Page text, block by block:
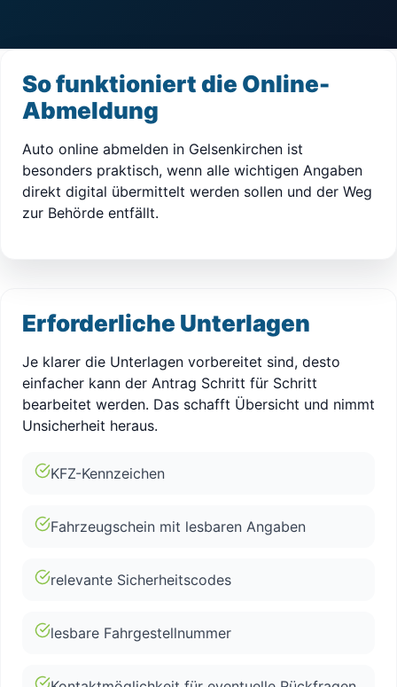
So funktioniert die Online-
Abmeldung
Auto online abmelden in Gelsenkirchen ist
besonders praktisch, wenn alle wichtigen Angaben
direkt digital übermittelt werden sollen und der Weg
zur Behörde entfällt.
Erforderliche Unterlagen
Je klarer die Unterlagen vorbereitet sind, desto
einfacher kann der Antrag Schritt für Schritt
bearbeitet werden. Das schafft Übersicht und nimmt
Unsicherheit heraus.
KFZ-Kennzeichen
Fahrzeugschein mit lesbaren Angaben
relevante Sicherheitscodes
lesbare Fahrgestellnummer